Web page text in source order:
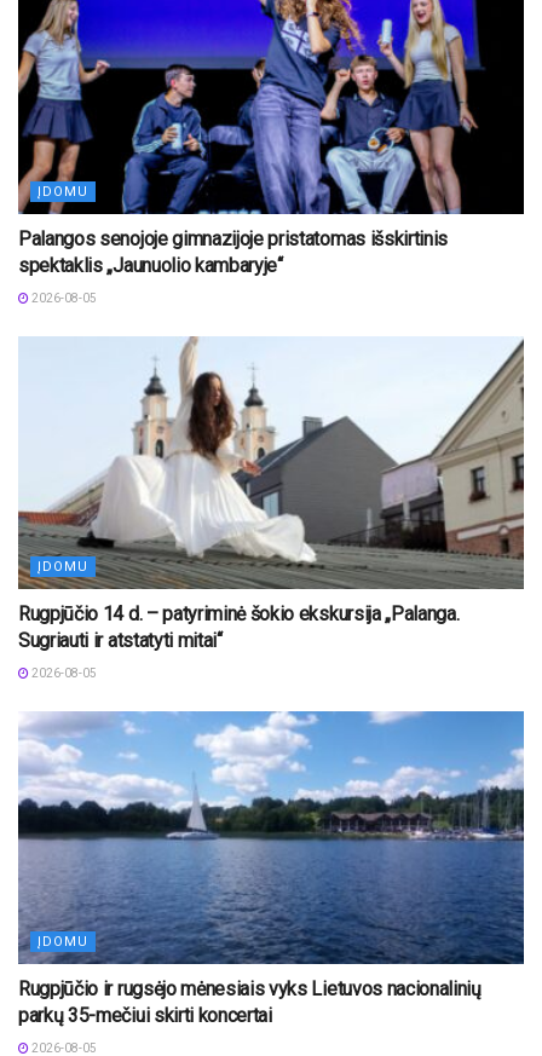
ĮDOMU
Palangos senojoje gimnazijoje pristatomas išskirtinis
spektaklis „Jaunuolio kambaryje“
2026-08-05
ĮDOMU
Rugpjūčio 14 d. – patyriminė šokio ekskursija „Palanga.
Sugriauti ir atstatyti mitai“
2026-08-05
ĮDOMU
Rugpjūčio ir rugsėjo mėnesiais vyks Lietuvos nacionalinių
parkų 35-mečiui skirti koncertai
2026-08-05